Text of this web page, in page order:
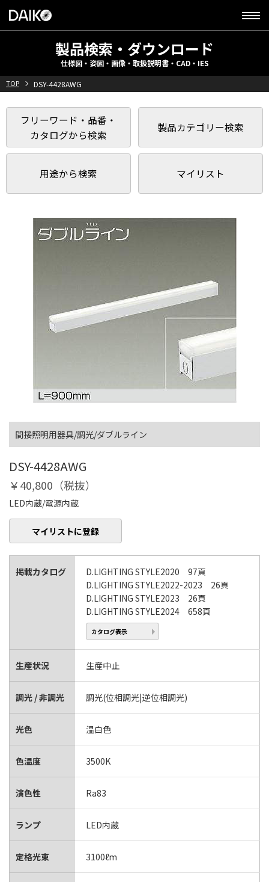
製品検索・ダウンロード
仕様図・姿図・画像・取扱説明書・CAD・IES
TOP DSY-4428AWG
フリーワード・品番・
カタログから検索
製品カテゴリー検索
用途から検索 マイリスト
間接照明用器具/調光/ダブルライン
DSY-4428AWG
￥40,800（税抜）
LED内蔵/電源内蔵
マイリストに登録
掲載カタログ
D.LIGHTING STYLE2020 97頁
D.LIGHTING STYLE2022-2023 26頁
D.LIGHTING STYLE2023 26頁
D.LIGHTING STYLE2024 658頁
カタログ表示
生産状況 生産中止
調光 / 非調光 調光(位相調光|逆位相調光)
光色 温白色
色温度 3500K
演色性 Ra83
ランプ LED内蔵
定格光束 3100ℓm